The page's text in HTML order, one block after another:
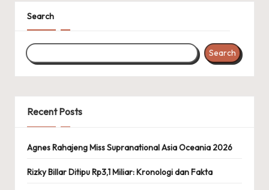
Search
Search
Recent Posts
Agnes Rahajeng Miss Supranational Asia Oceania 2026
Rizky Billar Ditipu Rp3,1 Miliar: Kronologi dan Fakta